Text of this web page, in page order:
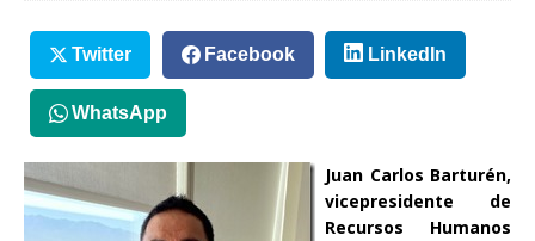
Twitter Facebook LinkedIn
WhatsApp
Juan Carlos Barturén,
vicepresidente de
Recursos Humanos